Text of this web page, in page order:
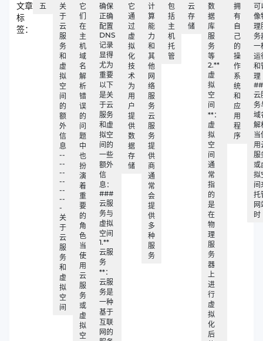
文章
标
签：
五
关
于
云
服
务
和
虚
拟
空
间
的
额
外
信
息
--
--
--
--
--
--
-
关
于
云
服
务
和
虚
拟
空
间
它
们
在
主
机
域
名
解
析
错
误
的
问
题
中
也
扮
演
着
重
要
的
角
色
当
使
用
云
服
务
或
虚
拟
空
确保
正确
配置
DNS
记录
显得
尤为
重要
以下
是关
于云
服务
和虚
拟空
间的
一些
额外
信
息：
###
云服
务与
虚拟
空间
1.**
云服
务
**：
云服
务是
一种
基于
互联
网的
它
通
过
虚
拟
化
技
术
为
用
户
提
供
数
据
存
储
计
算
能
力
和
其
他
网
络
服
务
云
服
务
提
供
商
通
常
会
提
供
多
种
服
务
包
括
主
机
托
管
云
存
储
数
据
库
服
务
等
2.**
虚
拟
空
间
**：
虚
拟
空
间
通
常
指
的
是
在
物
理
服
务
器
上
进
行
虚
拟
化
后
拥
有
自
己
的
操
作
系
统
和
应
用
程
序
可
像
理
务
一
运
和
理
云
务
域
解
当
用
服
或
拟
间
托
网
时